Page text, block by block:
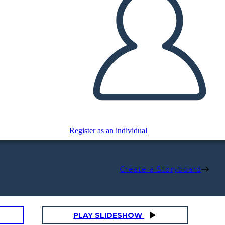
Register as an individual
Create a Storyboard
PLAY SLIDESHOW